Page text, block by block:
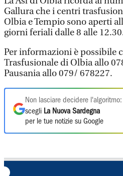
Gallura che i centri
Olbia e Tempio sono aperti
giorni feriali dalle 8 alle
Per informazioni è possibile
Trasfusionale di Olbia allo
Pausania allo 079/ 678227.
Non lasciare decidere l'algoritmo:
scegli La Nuova Sardegna
per le tue notizie su Google